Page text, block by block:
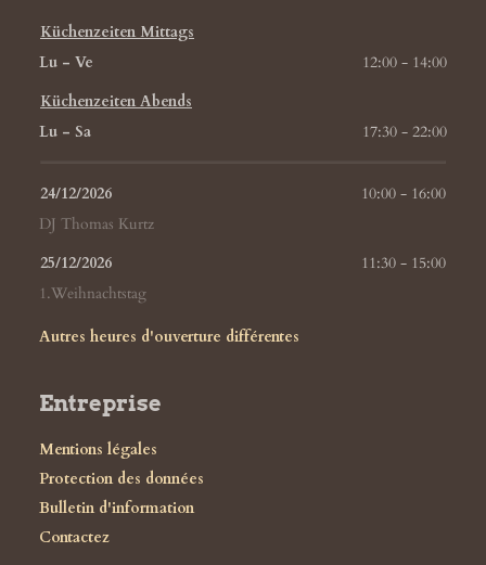
Küchenzeiten Mittags
Lu - Ve
12:00 - 14:00
Küchenzeiten Abends
Lu - Sa
17:30 - 22:00
24/12/2026 10:00 - 16:00
DJ Thomas Kurtz
25/12/2026
11:30 - 15:00
1.Weihnachtstag
Autres heures d'ouverture différentes
Entreprise
Mentions légales
Protection des données
Bulletin d'information
Contactez